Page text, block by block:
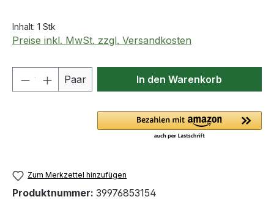
Inhalt: 1 Stk
Preise inkl. MwSt. zzgl. Versandkosten
Produkt Anzahl: Gib den
Paar In den Warenkorb
Zum Merkzettel hinzufügen
Produktnummer: 39976853154